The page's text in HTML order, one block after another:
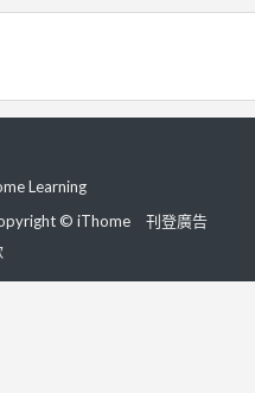
Learning
© iThome
刊登廣告